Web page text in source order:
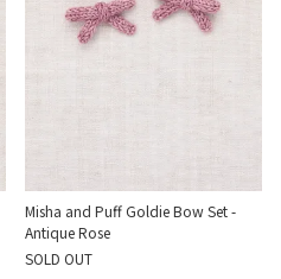
Misha and Puff Goldie Bow Set -
Antique Rose
SOLD OUT